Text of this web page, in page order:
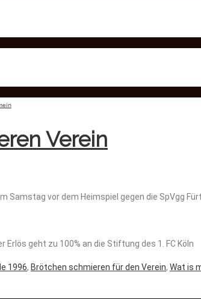
Verein
Samstag vor dem Heimspiel gegen die SpVgg
geht zu 100% an die Stiftung des 1. FC Köln
1996, Brötchen schmieren für den Verein, Wat is